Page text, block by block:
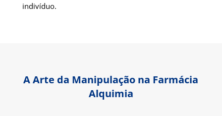
indivíduo.
A Arte da Manipulação na Farmácia
Alquimia